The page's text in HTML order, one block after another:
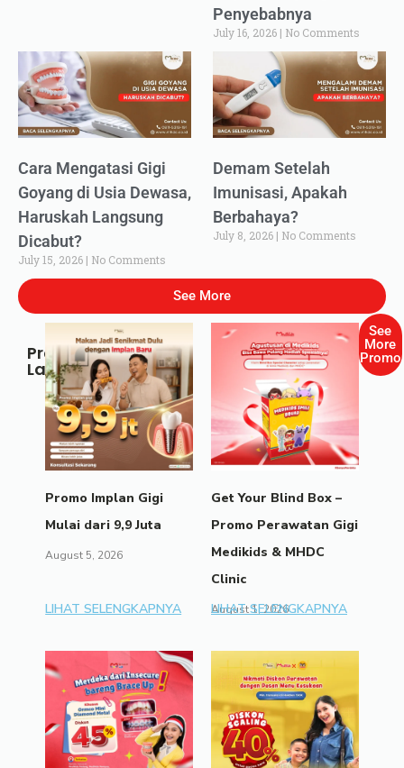
Penyebabnya
July 16, 2026 No Comments
Cara Mengatasi Gigi
Goyang di Usia Dewasa,
Haruskah Langsung
Dicabut?
July 15, 2026 No Comments
Demam Setelah
Imunisasi, Apakah
Berbahaya?
July 8, 2026 No Comments
See More
Promo
Lainnya
Promo Implan Gigi
Mulai dari 9,9 Juta
August 5, 2026
LIHAT SELENGKAPNYA
Get Your Blind Box –
Promo Perawatan Gigi
Medikids & MHDC
Clinic
August 1, 2026
LIHAT SELENGKAPNYA
See
More
Promo